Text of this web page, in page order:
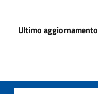
Ultimo aggiornamento